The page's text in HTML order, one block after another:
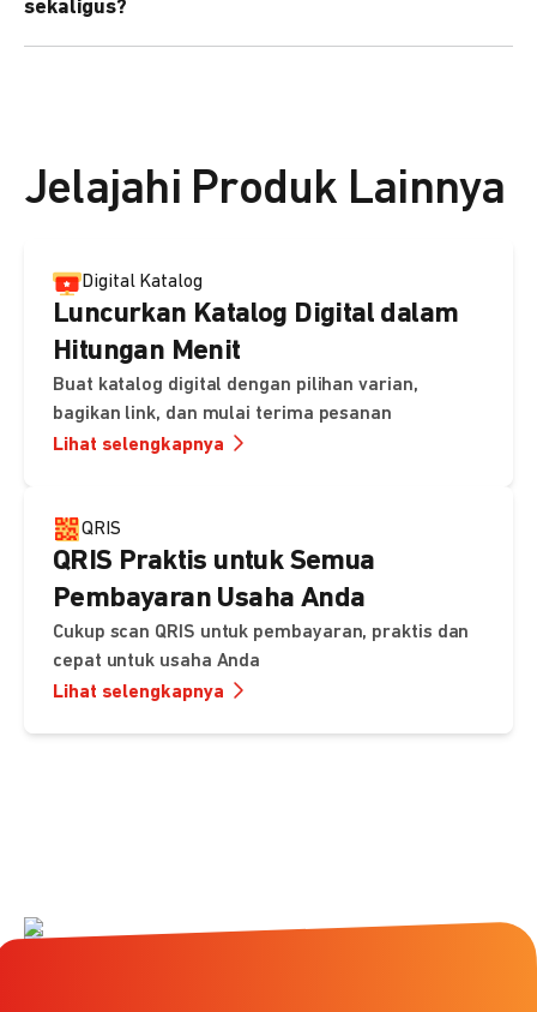
kebutuhan Anda.
sekaligus?
Jelajahi Produk Lainnya
Digital Katalog
Luncurkan Katalog Digital dalam
Hitungan Menit
Buat katalog digital dengan pilihan varian,
bagikan link, dan mulai terima pesanan
Lihat selengkapnya
QRIS
QRIS Praktis untuk Semua
Pembayaran Usaha Anda
Cukup scan QRIS untuk pembayaran, praktis dan
cepat untuk usaha Anda
Lihat selengkapnya